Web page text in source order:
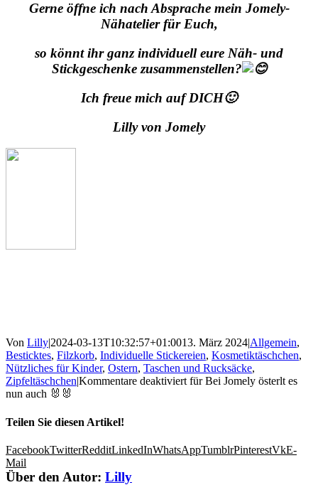
Gerne öffne ich nach Absprache mein Jomely-
Nähatelier für Euch,
so könnt ihr ganz individuell eure Näh- und
Stickgeschenke zusammenstellen?
Ich freue mich auf DICH🙂
Lilly von Jomely
Von Lilly|2024-03-13T10:32:57+01:0013. März 2024|Allgemein,
Besticktes, Filzkorb, Individuelle Stickereien, Kosmetiktäschchen,
Nützliches für Kinder, Ostern, Taschen und Rucksäcke,
Zipfeltäschchen|Kommentare deaktiviert für Bei Jomely österlt es
nun auch 🐰🐰
Teilen Sie diesen Artikel!
FacebookTwitterRedditLinkedInWhatsAppTumblrPinterestVkE-
Mail
Über den Autor: Lilly